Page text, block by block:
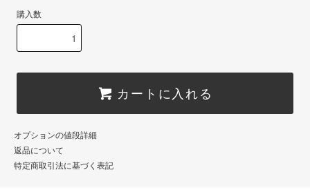
購入数
カートに入れる
オプションの値段詳細
返品について
特定商取引法に基づく表記